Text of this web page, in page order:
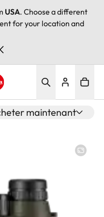
USA. Choose a different
for your location and
maintenant